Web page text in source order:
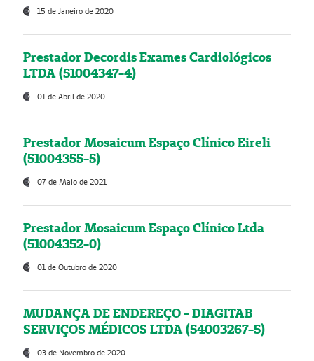
15 de Janeiro de 2020
Prestador Decordis Exames Cardiológicos
LTDA (51004347-4)
01 de Abril de 2020
Prestador Mosaicum Espaço Clínico Eireli
(51004355-5)
07 de Maio de 2021
Prestador Mosaicum Espaço Clínico Ltda
(51004352-0)
01 de Outubro de 2020
MUDANÇA DE ENDEREÇO - DIAGITAB
SERVIÇOS MÉDICOS LTDA (54003267-5)
03 de Novembro de 2020